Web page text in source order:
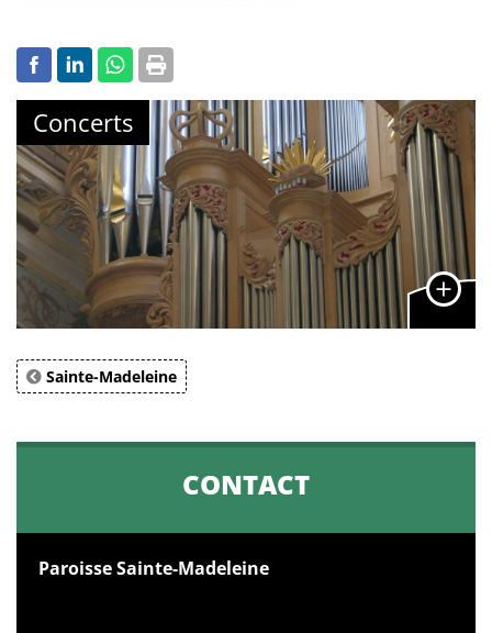
Concerts
Sainte-Madeleine
CONTACT
Paroisse Sainte-Madeleine